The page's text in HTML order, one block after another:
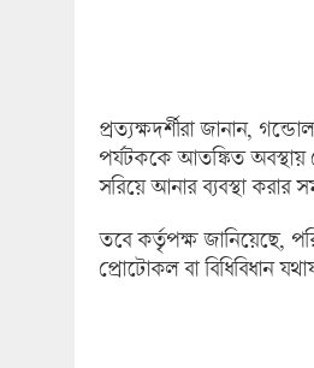
প্রত্যক্ষদর্শীরা জানান,
পর্যটককে আতঙ্কিত অবস্থায়
সরিয়ে আনার ব্যবস্থা
তবে কর্তৃপক্ষ জানিয়েছে,
প্রোটোকল বা বিধিবিধান